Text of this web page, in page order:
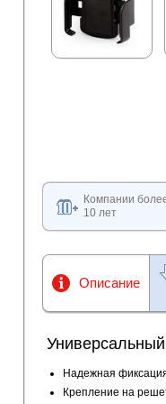
Компании
10 лет
Описание
Надежная
Крепление на